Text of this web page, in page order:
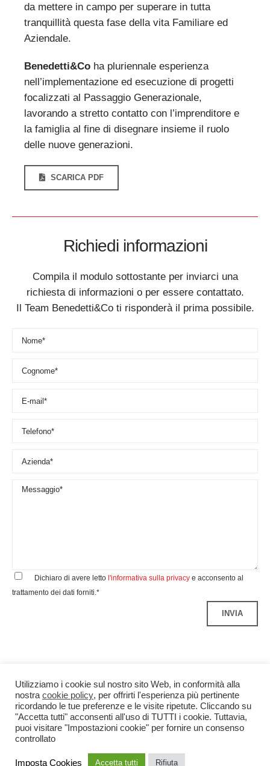
da mettere in campo per superare in tutta
tranquillità questa fase della vita Familiare ed
Aziendale.
Benedetti&Coha pluriennale esperienza
nell’implementazione ed esecuzione di progetti
focalizzati al Passaggio Generazionale,
lavorando a stretto contatto con l’imprenditore e
la famiglia al fine di disegnare insieme il ruolo
delle nuove generazioni.
SCARICA PDF
Richiedi informazioni
Compila il modulo sottostante per inviarci una
richiesta di informazioni o per essere contattato.
Il Team Benedetti&Co ti risponderà il prima possibile.
Dichiaro di avere letto l'informativa sulla privacye acconsento al
trattamento dei dati forniti.*
Utilizziamo i cookie sul nostro sito Web, in conformità alla
nostra cookie policy, per offrirti l'esperienza più pertinente
ricordando le tue preferenze e le visite ripetute. Cliccando su
"Accetta tutti" acconsenti all'uso di TUTTI i cookie. Tuttavia,
puoi visitare "Impostazioni cookie" per fornire un consenso
controllato
Imposta Cookies Accetta tutti Rifiuta